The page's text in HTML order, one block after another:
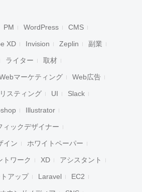
PM WordPress CMS
XD Invision Zeplin 副業
ライター 取材
マーケティング Web広告
リスティング UI Slack
Illustrator
ィックデザイナー
イン ホワイトペーパー
トワーク XD アシスタント
アップ Laravel EC2